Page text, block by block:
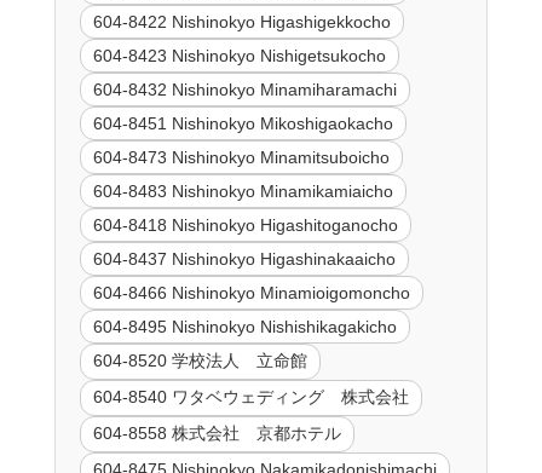
604-8422 Nishinokyo Higashigekkocho
604-8423 Nishinokyo Nishigetsukocho
604-8432 Nishinokyo Minamiharamachi
604-8451 Nishinokyo Mikoshigaokacho
604-8473 Nishinokyo Minamitsuboicho
604-8483 Nishinokyo Minamikamiaicho
604-8418 Nishinokyo Higashitoganocho
604-8437 Nishinokyo Higashinakaaicho
604-8466 Nishinokyo Minamioigomoncho
604-8495 Nishinokyo Nishishikagakicho
604-8520 学校法人 立命館
604-8540 ワタベウェディング 株式会社
604-8558 株式会社 京都ホテル